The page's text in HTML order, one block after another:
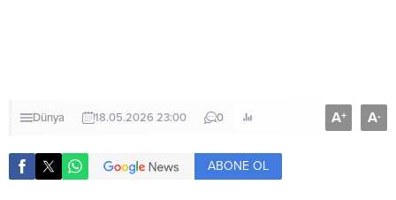
Dünya 18.05.2026 23:00 0 A+ A-
ABONE OL